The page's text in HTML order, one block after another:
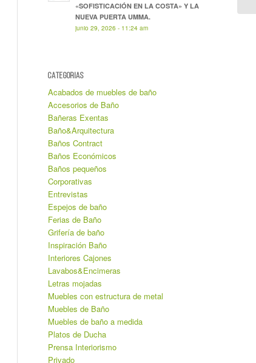
«SOFISTICACIÓN EN LA COSTA» Y LA
NUEVA PUERTA UMMA.
junio 29, 2026 - 11:24 am
CATEGORIAS
Acabados de muebles de baño
Accesorios de Baño
Bañeras Exentas
Baño&Arquitectura
Baños Contract
Baños Económicos
Baños pequeños
Corporativas
Entrevistas
Espejos de baño
Ferias de Baño
Grifería de baño
Inspiración Baño
Interiores Cajones
Lavabos&Encimeras
Letras mojadas
Muebles con estructura de metal
Muebles de Baño
Muebles de baño a medida
Platos de Ducha
Prensa Interiorismo
Privado